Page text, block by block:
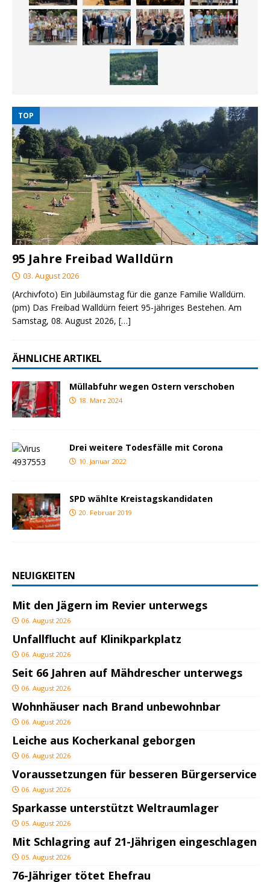
TOP
95 Jahre Freibad Walldürn
03. August 2026
(Archivfoto) Ein Jubiläumstag für die ganze Familie Walldürn.
(pm) Das Freibad Walldürn feiert 95-jähriges Bestehen. Am
Samstag, 08. August 2026, […]
ÄHNLICHE ARTIKEL
Müllabfuhr wegen Ostern verschoben
18. März 2024
Drei weitere Todesfälle mit Corona
10. Januar 2022
SPD wählte Kreistagskandidaten
20. Februar 2019
NEUIGKEITEN
Mit den Jägern im Revier unterwegs
06. August 2026
Unfallflucht auf Klinikparkplatz
06. August 2026
Seit 66 Jahren auf Mähdrescher unterwegs
06. August 2026
Wohnhäuser nach Brand unbewohnbar
06. August 2026
Leiche aus Kocherkanal geborgen
06. August 2026
Voraussetzungen für besseren Bürgerservice
06. August 2026
Sparkasse unterstützt Weltraumlager
05. August 2026
Mit Schlagring auf 21-Jährigen eingeschlagen
05. August 2026
76-Jähriger tötet Ehefrau